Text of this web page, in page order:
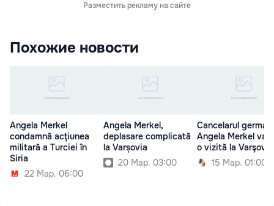
Разместить рекламу на сайте
Похожие новости
Angela Merkel
condamnă acţiunea
militară a Turciei în
Siria
22 Мар. 06:00
Angela Merkel,
deplasare complicată
la Varșovia
20 Мар. 03:00
Cancelarul german
Angela Merkel va
o vizită la
15 Мар. 01:00